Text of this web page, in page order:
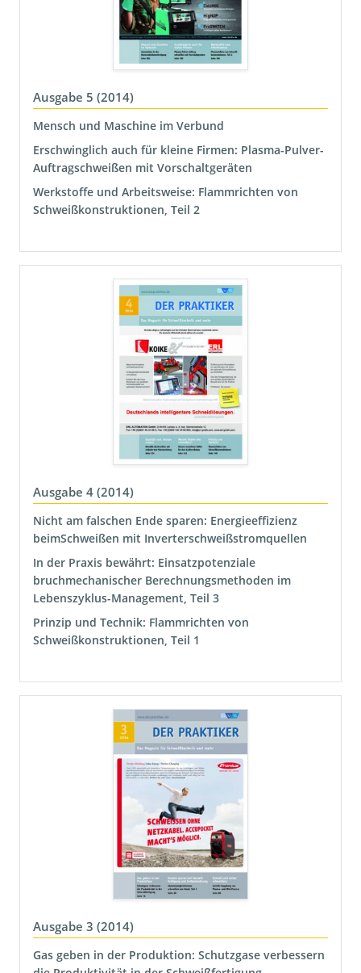
Ausgabe 5 (2014)
Mensch und Maschine im Verbund
Erschwinglich auch für kleine Firmen: Plasma-Pulver-
Auftragschweißen mit Vorschaltgeräten
Werkstoffe und Arbeitsweise: Flammrichten von
Schweißkonstruktionen, Teil 2
Ausgabe 4 (2014)
Nicht am falschen Ende sparen: Energieeffizienz
beimSchweißen mit Inverterschweißstromquellen
In der Praxis bewährt: Einsatzpotenziale
bruchmechanischer Berechnungsmethoden im
Lebenszyklus-Management, Teil 3
Prinzip und Technik: Flammrichten von
Schweißkonstruktionen, Teil 1
Ausgabe 3 (2014)
Gas geben in der Produktion: Schutzgase verbessern